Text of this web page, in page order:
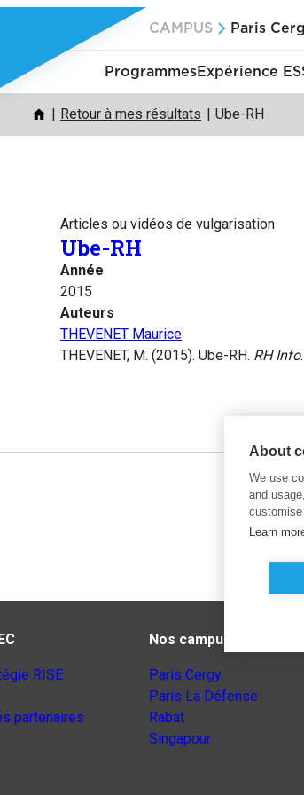
CAMPUS Paris
ProgrammesExpérience
Retour à mes résultats Ube-RH
Articles ou vidéos de vulgarisation
Ube-RH
Année
2015
Auteurs
THEVENET Maurice
THEVENET, M. (2015). Ube-RH. RH Info.
RISE
partenaires
Nos campus
Paris Cergy
Paris La Défense
Rabat
Singapour
About
We use
and
Learn